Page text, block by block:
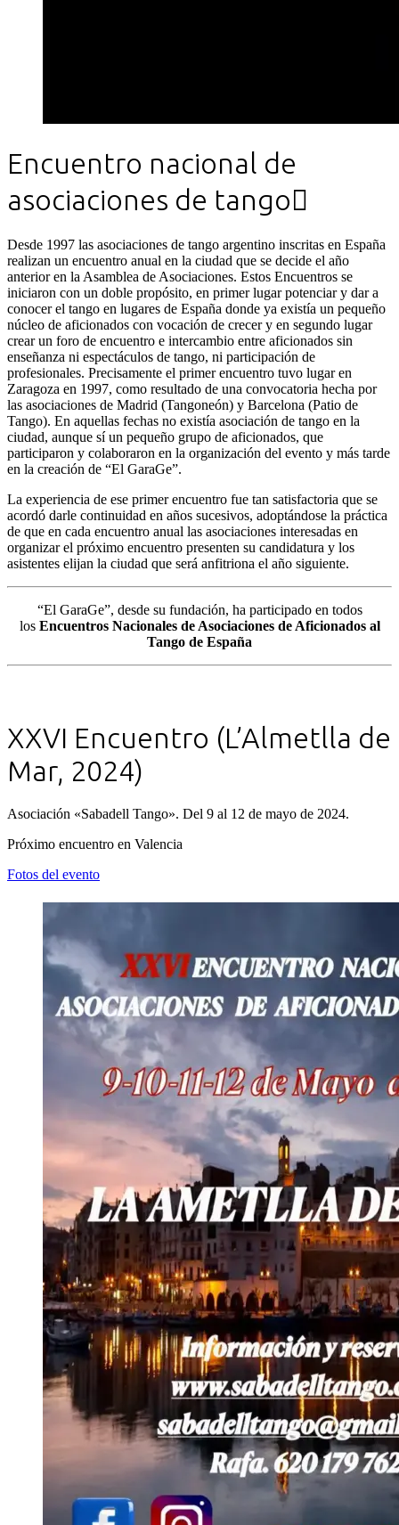
Encuentro nacional de
asociaciones de tango
Desde 1997 las asociaciones de tango argentino inscritas en España
realizan un encuentro anual en la ciudad que se decide el año
anterior en la Asamblea de Asociaciones. Estos Encuentros se
iniciaron con un doble propósito, en primer lugar potenciar y dar a
conocer el tango en lugares de España donde ya existía un pequeño
núcleo de aficionados con vocación de crecer y en segundo lugar
crear un foro de encuentro e intercambio entre aficionados sin
enseñanza ni espectáculos de tango, ni participación de
profesionales. Precisamente el primer encuentro tuvo lugar en
Zaragoza en 1997, como resultado de una convocatoria hecha por
las asociaciones de Madrid (Tangoneón) y Barcelona (Patio de
Tango). En aquellas fechas no existía asociación de tango en la
ciudad, aunque sí un pequeño grupo de aficionados, que
participaron y colaboraron en la organización del evento y más tarde
en la creación de “El GaraGe”.
La experiencia de ese primer encuentro fue tan satisfactoria que se
acordó darle continuidad en años sucesivos, adoptándose la práctica
de que en cada encuentro anual las asociaciones interesadas en
organizar el próximo encuentro presenten su candidatura y los
asistentes elijan la ciudad que será anfitriona el año siguiente.
“El GaraGe”, desde su fundación, ha participado en todos
los Encuentros Nacionales de Asociaciones de Aficionados al
Tango de España
XXVI Encuentro (L’Almetlla de
Mar, 2024)
Asociación «Sabadell Tango». Del 9 al 12 de mayo de 2024.
Próximo encuentro en Valencia
Fotos del evento